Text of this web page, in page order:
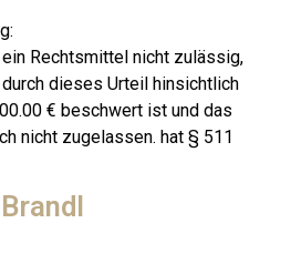
Rechtsmittel nicht zulässig,
dieses Urteil hinsichtlich
€ beschwert ist und das
nicht zugelassen. hat § 511